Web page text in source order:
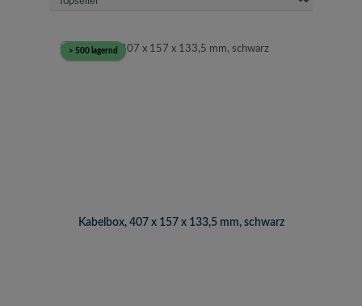
> 500 lagernd
Kabelbox, 407 x 157 x 133,5 mm, schwarz